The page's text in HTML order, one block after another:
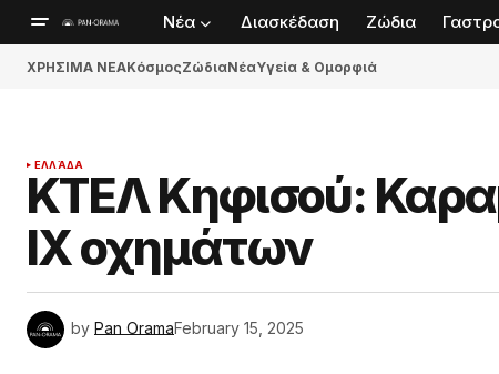
Νέα Διασκέδαση Ζώδια
ΧΡΗΣΙΜΑ ΝΕΑΚόσμοςΖώδιαΝέαΥγεία & Ομορφιά
ΕΛΛΆΔΑ
ΚΤΕΛ Κηφισού:
ΙΧ οχημάτων
by Pan OramaFebruary 15, 2025